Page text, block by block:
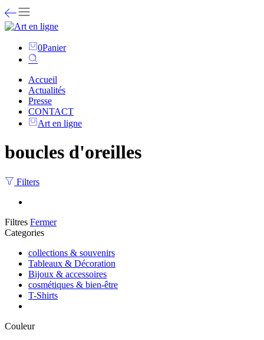
0Panier
Accueil
Actualités
Presse
CONTACT
Art en ligne
boucles d'oreilles
Filters
Filtres Fermer
Categories
collections & souvenirs
Tableaux & Décoration
Bijoux & accessoires
cosmétiques & bien-être
T-Shirts
Couleur